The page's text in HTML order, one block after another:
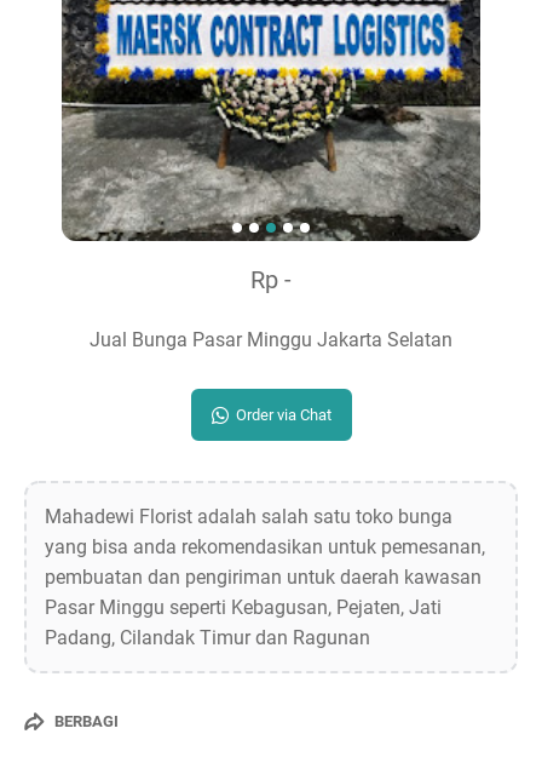
Rp -
Jual Bunga Pasar Minggu Jakarta Selatan
Order via Chat
Mahadewi Florist adalah salah satu toko bunga
yang bisa anda rekomendasikan untuk pemesanan,
pembuatan dan pengiriman untuk daerah kawasan
Pasar Minggu seperti Kebagusan, Pejaten, Jati
Padang, Cilandak Timur dan Ragunan
BERBAGI